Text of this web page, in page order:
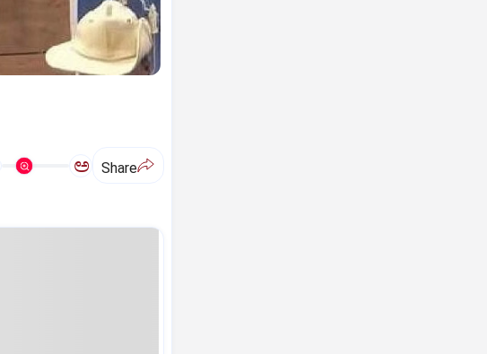
ಅ Share